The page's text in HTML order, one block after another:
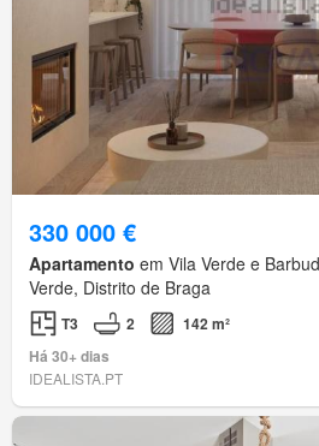
330 000 €
Apartamento em Vila Verde e
Verde, Distrito de Braga
T3 2
142 m²
Há 30+ dias
IDEALISTA.PT